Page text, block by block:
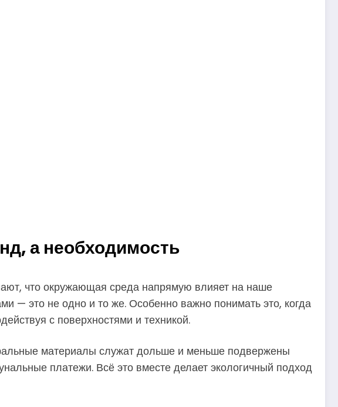
а необходимость
что окружающая среда напрямую влияет на наше
— это не одно и то же. Особенно важно понимать это, когда
с поверхностями и техникой.
материалы служат дольше и меньше подвержены
платежи. Всё это вместе делает экологичный подход